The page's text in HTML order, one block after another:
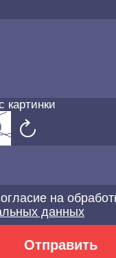
картинки
на
данных
Отправить